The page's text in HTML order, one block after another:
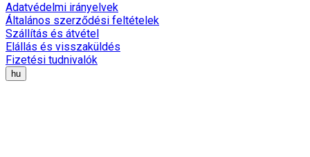
Adatvédelmi irányelvek
Általános szerződési feltételek
Szállítás és átvétel
Elállás és visszaküldés
Fizetési tudnivalók
hu